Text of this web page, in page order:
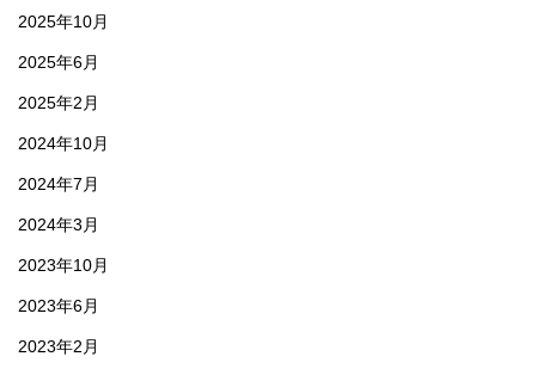
2025年10月
2025年6月
2025年2月
2024年10月
2024年7月
2024年3月
2023年10月
2023年6月
2023年2月